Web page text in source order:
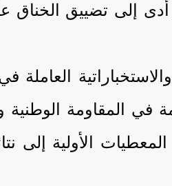
أدى إلى تضييق الخناق
العاملة
المقاومة الوطنية
الأولية إلى